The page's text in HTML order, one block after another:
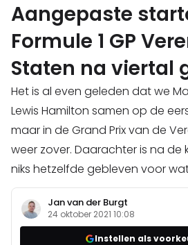
Aangepaste
Formule 1 GP
Staten na viertal
Het is al even geleden dat we
Lewis Hamilton samen op de
maar in de Grand Prix van de
weer zover. Daarachter is na de
niks hetzelfde gebleven voor
Jan van der Burgt
24 oktober 2021 10:08
Instellen als